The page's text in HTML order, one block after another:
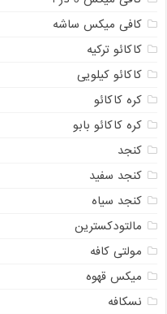
کافی میکس ساشه
کاکائو ترکیه
کاکائو کیلویی
کره کاکائو
کره کاکائو بابو
کنجد
کنجد سفید
کنجد سیاه
مالتودکسترین
مولتی کافه
میکس قهوه
نسکافه